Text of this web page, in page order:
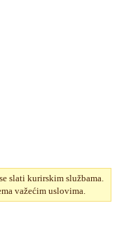
slati kurirskim službama.
važećim uslovima.